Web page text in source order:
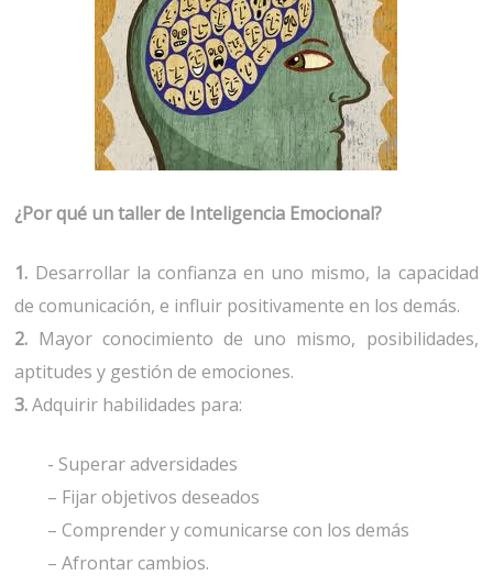
¿Por qué un taller de Inteligencia Emocional?
1. Desarrollar la confianza en uno mismo, la capacidad
de comunicación, e influir positivamente en los demás.
2. Mayor conocimiento de uno mismo, posibilidades,
aptitudes y gestión de emociones.
3.Adquirir habilidades para:
- Superar adversidades
– Fijar objetivos deseados
– Comprender y comunicarse con los demás
– Afrontar cambios.